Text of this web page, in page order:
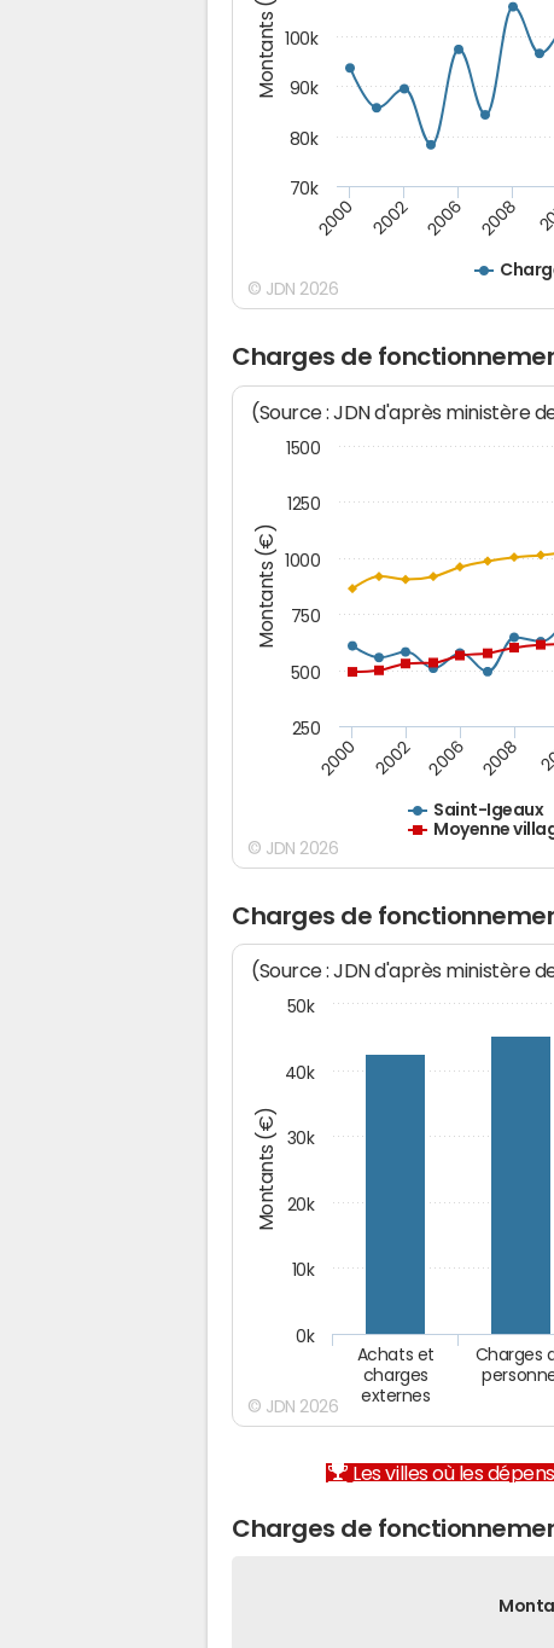
Montants (€)
2000 2002 2006 2008
70k
80k
90k
100k
© JDN 2026
Charges de
Montants (€)
(Source : JDN d'après ministère
Saint-Igeaux
Moyenne
2000 2002 2006 2008
250
500
750
1000
1250
1500
© JDN 2026
Charges de
Montants (€)
(Source : JDN d'après ministère
Achats et
charges
externes
Charges
0k
10k
20k
30k
40k
50k
© JDN 2026
Les villes où les
Charges de